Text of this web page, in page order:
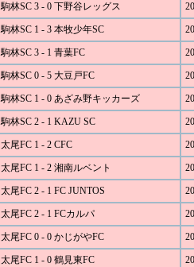
駒林SC 3 - 0 下野谷レッグス
駒林SC 1 - 3 本牧少年SC
駒林SC 3 - 1 青葉FC
駒林SC 0 - 5 大豆戸FC
駒林SC 1 - 0 あざみ野キッカーズ
駒林SC 2 - 1 KAZU SC
太尾FC 1 - 2 CFC
太尾FC 1 - 2 湘南ルベント
太尾FC 2 - 1 FC JUNTOS
太尾FC 2 - 1 FCカルパ
太尾FC 0 - 0 かじがやFC
太尾FC 1 - 0 鶴見東FC